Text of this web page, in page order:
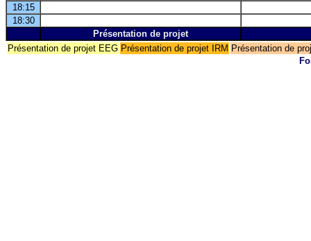
18:15
18:30
Présentation de projet
Présentation de projet EEG Présentation de projet IRM Présentation de